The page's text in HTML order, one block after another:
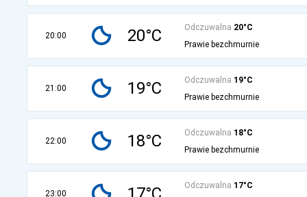
20:00 20°C Odczuwalna 20°C
Prawie bezchmurnie
21:00 19°C Odczuwalna 19°C
Prawie bezchmurnie
22:00 18°C Odczuwalna 18°C
Prawie bezchmurnie
23:00
Odczuwalna 17°C